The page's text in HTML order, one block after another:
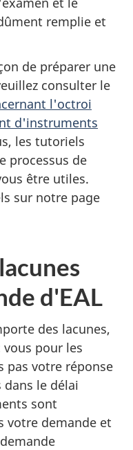
remplie et
de préparer une
consulter le
l'octroi
d'instruments
les tutoriels
processus de
être utiles.
sur notre page
d'EAL
des lacunes,
pour les
pas votre réponse
le délai
sont
votre demande et